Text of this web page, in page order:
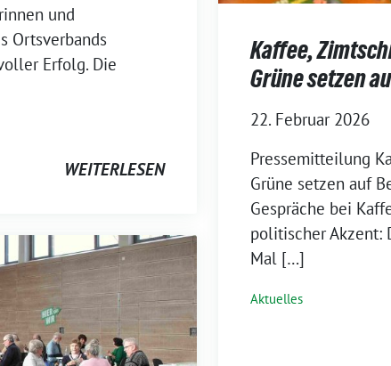
und
Ortsverbands
Erfolg. Die
WEITERLESEN
Kaffee,
Grüne setzen
22. Februar 2026
Pressemitteilung
Grüne setzen auf
Gespräche bei
politischer Akzent:
Mal […]
Aktuelles